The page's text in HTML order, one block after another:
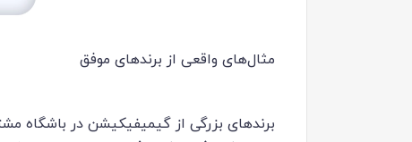
مثال‌های واقعی از برندهای موفق
برندهای بزرگی از گیمیفیکیشن در باشگاه